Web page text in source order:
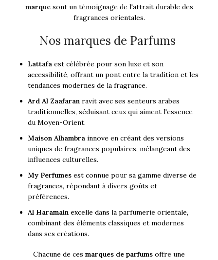
marquesont un témoignage de l'attrait durable des
fragrances orientales.
Nos marques de Parfums
Lattafa est célébrée pour son luxe et son
accessibilité, offrant un pont entre la tradition et les
tendances modernes de la fragrance.
Ard Al Zaafaran ravit avec ses senteurs arabes
traditionnelles, séduisant ceux qui aiment l'essence
du Moyen-Orient.
Maison Alhambra innove en créant des versions
uniques de fragrances populaires, mélangeant des
influences culturelles.
My Perfumes est connue pour sa gamme diverse de
fragrances, répondant à divers goûts et
préférences.
Al Haramain excelle dans la parfumerie orientale,
combinant des éléments classiques et modernes
dans ses créations.
Chacune de ces marques de parfums offre une